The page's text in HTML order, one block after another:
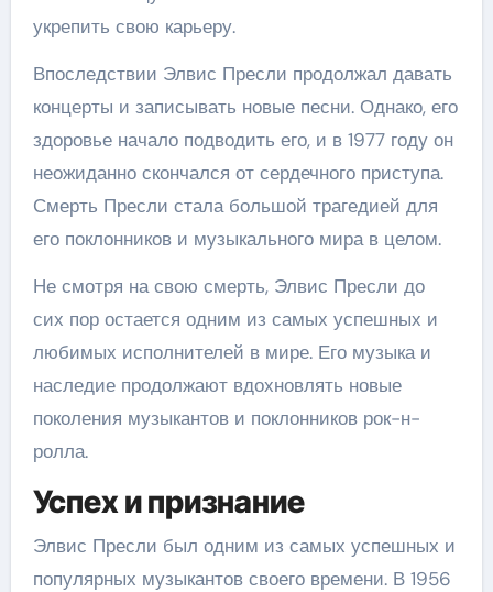
укрепить свою карьеру.
Впоследствии Элвис Пресли продолжал давать
концерты и записывать новые песни. Однако, его
здоровье начало подводить его, и в 1977 году он
неожиданно скончался от сердечного приступа.
Смерть Пресли стала большой трагедией для
его поклонников и музыкального мира в целом.
Не смотря на свою смерть, Элвис Пресли до
сих пор остается одним из самых успешных и
любимых исполнителей в мире. Его музыка и
наследие продолжают вдохновлять новые
поколения музыкантов и поклонников рок-н-
ролла.
Успех и признание
Элвис Пресли был одним из самых успешных и
популярных музыкантов своего времени. В 1956